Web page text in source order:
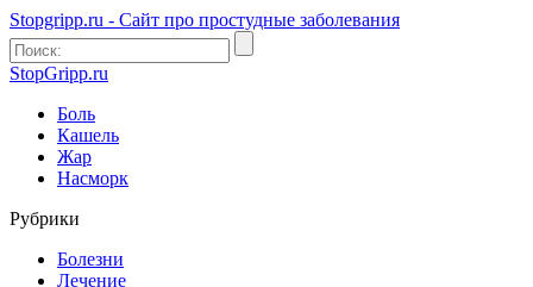
Stopgripp.ru - Cайт про простудные заболевания
StopGripp.ru
Боль
Кашель
Жар
Насморк
Рубрики
Болезни
Лечение